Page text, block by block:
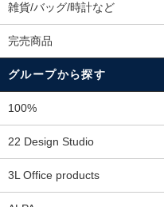
雑貨/バッグ/時計など
完売商品
グループから探す
100%
22 Design Studio
3L Office products